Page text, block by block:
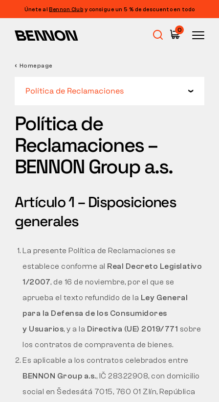
Únete alBennon Club y consigue un 5 % de descuento en todo
0
Rebajas
Barefoot
Outdoor
Calzado informal
Ropa
TODO SOBRE LA COMPRA
BLOG
Homepage
Política de Reclamaciones
Política de
Reclamaciones –
BENNON Group a.s.
Artículo 1 – Disposiciones
generales
La presente Política de Reclamaciones se
establece conforme al Real Decreto Legislativo
1/2007, de 16 de noviembre, por el que se
aprueba el texto refundido de la Ley General
para la Defensa de los Consumidores
y Usuarios, y a la Directiva (UE) 2019/771 sobre
los contratos de compraventa de bienes.
Es aplicable a los contratos celebrados entre
BENNON Group a.s., IČ 28322908, con domicilio
social en Šedesátá 7015, 760 01 Zlín, República